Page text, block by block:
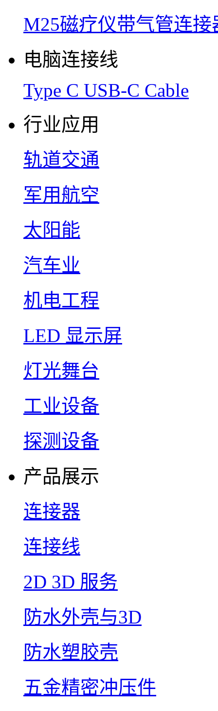
M25磁疗仪带气管连接
电脑连接线
Type C USB-C Cable
行业应用
轨道交通
军用航空
太阳能
汽车业
机电工程
LED 显示屏
灯光舞台
工业设备
探测设备
产品展示
连接器
连接线
2D 3D 服务
防水外壳与3D
防水塑胶壳
五金精密冲压件